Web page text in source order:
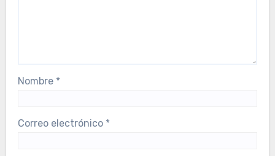
Nombre *
Correo electrónico *